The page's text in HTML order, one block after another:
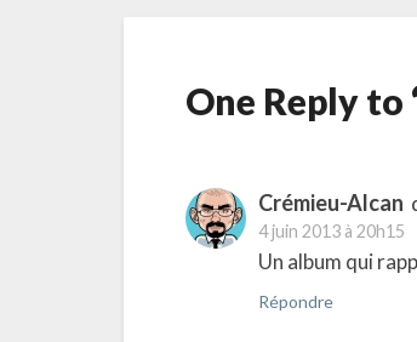
One Reply to
Crémieu-Alcan
4 juin 2013 à 20h15
Un album qui
Répondre